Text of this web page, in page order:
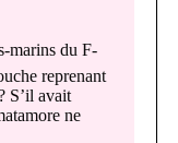
marins du F-
reprenant
S’il avait
ne